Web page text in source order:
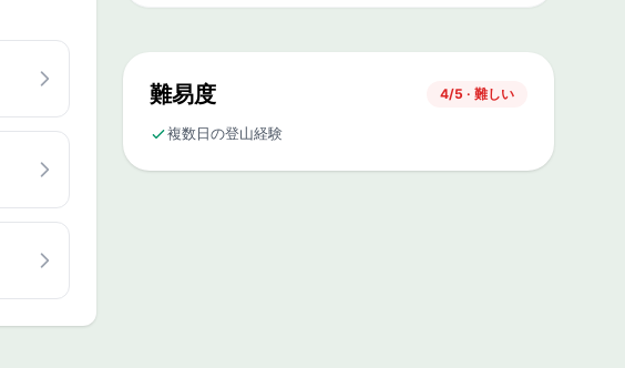
難易度 4/5 · 難しい
複数日の登山経験